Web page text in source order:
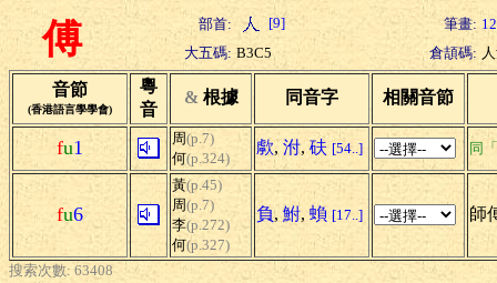
傅 部首: [9] 筆畫: 12
大五碼: B3C5 倉頡碼:
音節
(香港語言學學會)
粵
音
& 根據 同音字 相關音節
fu1 周(p.7)
何(p.324)
歑, 泭, 砆 [54..] 同
fu6
黃(p.45)
周(p.7)
李(p.272)
何(p.327)
負, 鮒, 蝜 [17..] 師
搜索次數: 63408